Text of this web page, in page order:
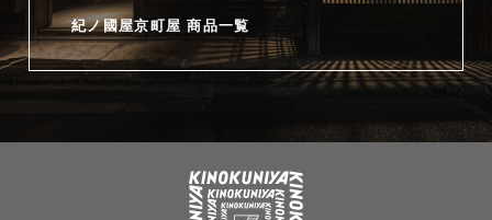
紀ノ國屋京町屋 商品一覧